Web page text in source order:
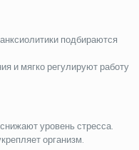
подбираются
и мягко регулируют работу
уровень стресса.
организм.